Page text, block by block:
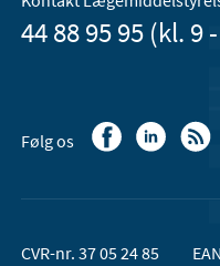
44 88 95 95 (kl. 9
Følg os
CVR-nr. 37 05 24 85